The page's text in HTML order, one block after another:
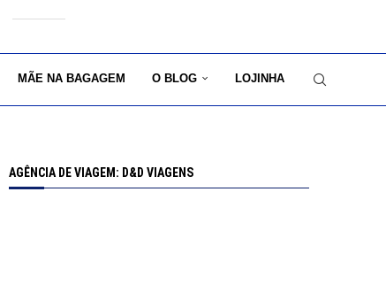
MÃE NA BAGAGEM O BLOG LOJINHA
AGÊNCIA DE VIAGEM: D&D VIAGENS